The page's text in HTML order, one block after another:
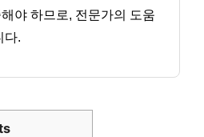
야 하므로, 전문가의 도움
다.